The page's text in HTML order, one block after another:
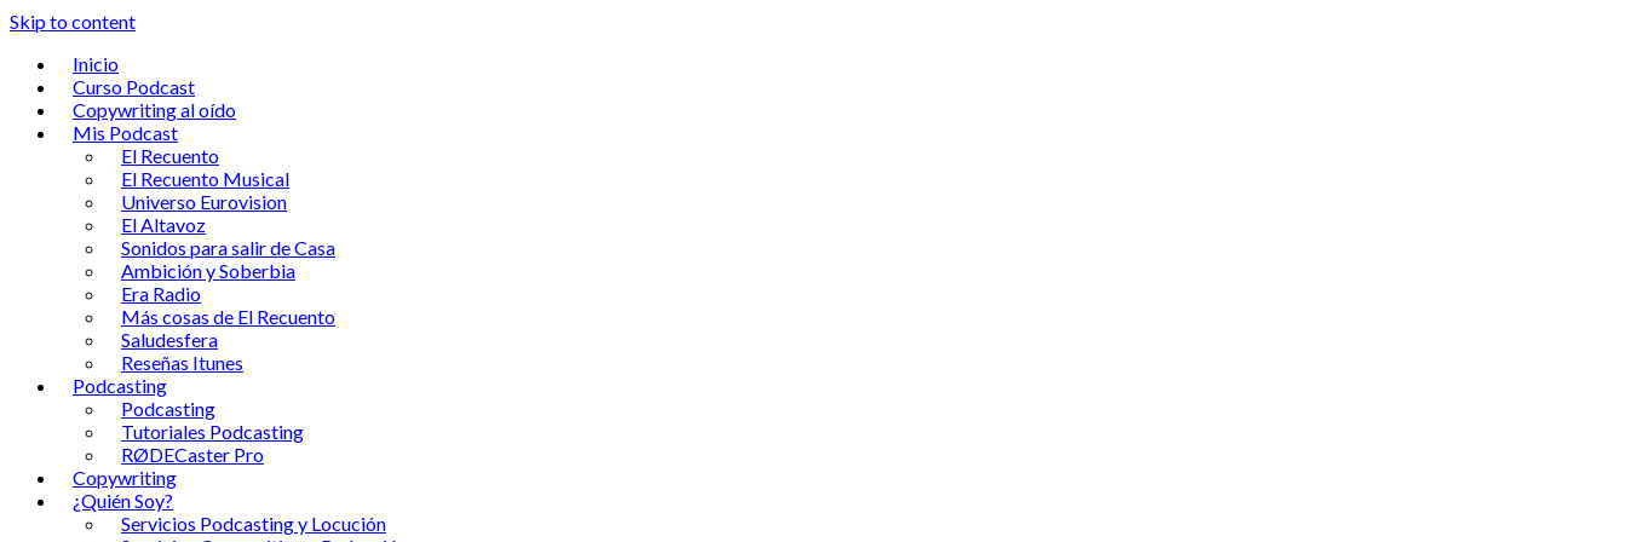
Skip to content
Inicio
Curso Podcast
Copywriting al oído
Mis Podcast
El Recuento
El Recuento Musical
Universo Eurovision
El Altavoz
Sonidos para salir de Casa
Ambición y Soberbia
Era Radio
Más cosas de El Recuento
Saludesfera
Reseñas Itunes
Podcasting
Podcasting
Tutoriales Podcasting
RØDECaster Pro
Copywriting
¿Quién Soy?
Servicios Podcasting y Locución